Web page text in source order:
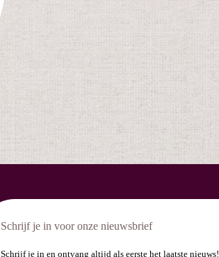
Schrijf je in voor onze nieuwsbrief
Schrijf je in en ontvang altijd als eerste het laatste nieuws!